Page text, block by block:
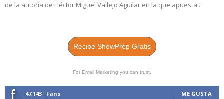
de la autoría de Héctor Miguel Vallejo Aguilar en la que apuesta...
Recibe ShowPrep Gratis
For Email Marketing you can trust.
47,143 Fans ME GUSTA